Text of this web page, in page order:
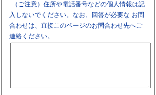
（ご注意）住所や電話番号などの個人情報は記
入しないでください。なお、回答が必要な お問
合わせは、直接このページのお問合わせ先へご
連絡ください。